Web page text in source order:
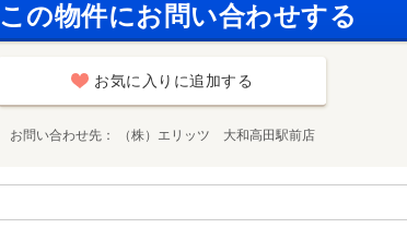
この物件にお問い合わせする
お気に入りに追加する
お問い合わせ先 （株）エリッツ 大和高田駅前店